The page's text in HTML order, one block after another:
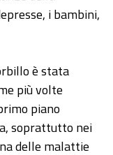
i bambini,
è stata
più volte
piano
soprattutto nei
delle malattie